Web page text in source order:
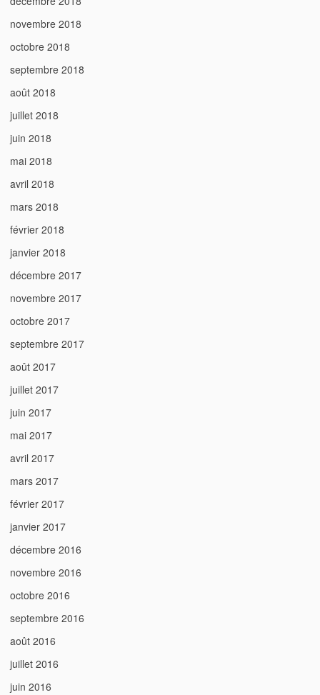
novembre 2018
octobre 2018
septembre 2018
août 2018
juillet 2018
juin 2018
mai 2018
avril 2018
mars 2018
février 2018
janvier 2018
décembre 2017
novembre 2017
octobre 2017
septembre 2017
août 2017
juillet 2017
juin 2017
mai 2017
avril 2017
mars 2017
février 2017
janvier 2017
décembre 2016
novembre 2016
octobre 2016
septembre 2016
août 2016
juillet 2016
juin 2016